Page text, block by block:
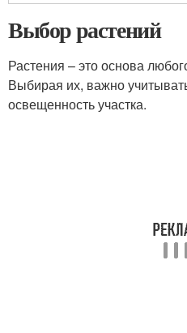
Выбор растений
Растения – это основа
Выбирая их, важно
освещенность участка.